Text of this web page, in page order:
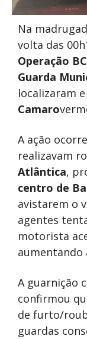
Na
volta das
Operação
Guarda
localizaram
Camaro
A ação
realizavam
Atlântica,
centro de
avistarem o
agentes
motorista
aumentando
A guarnição
confirmou
de furto/
guardas